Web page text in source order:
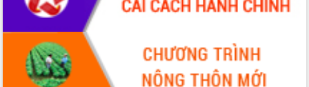
Phó Chủ tịch UBND tỉnh Đắk Lắk
Trương Công Thái kiểm tra thực địa
Dự án cao tốc Khánh Hòa - Buôn Ma
Thuột
Định vị cà phê Việt Nam như một “di
sản sống” trong dòng chảy toàn cầu